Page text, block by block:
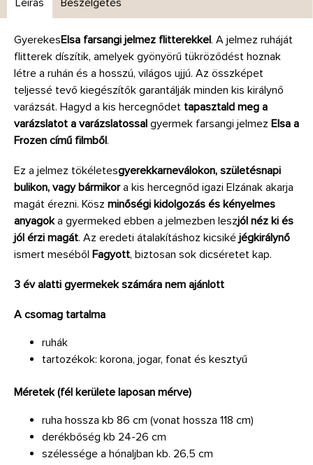
GyerekesElsa farsangi jelmez flitterekkel. A jelmez ruháját
flitterek díszítik, amelyek gyönyörű tükröződést hoznak
létre a ruhán és a hosszú, világos ujjú. Az összképet
teljessé tevő kiegészítők garantálják minden kis királynő
varázsát. Hagyd a kis hercegnődet tapasztald meg a
varázslatot a varázslatossal gyermek farsangi jelmez Elsa a
Frozen című filmből.
Ez a jelmez tökéletesgyerekkarneválokon, születésnapi
bulikon, vagy bármikora kis hercegnőd igazi Elzának akarja
magát érezni. Kösz minőségi kidolgozás és kényelmes
anyagoka gyermeked ebben a jelmezben leszjól néz ki és
jól érzi magát. Az eredeti átalakításhoz kicsiké jégkirálynő
ismert meséből Fagyott, biztosan sok dicséretet kap.
3 év alatti gyermekek számára nem ajánlott
A csomag tartalma
ruhák
tartozékok: korona, jogar, fonat és kesztyű
Méretek (fél kerülete laposan mérve)
ruha hossza kb 86 cm (vonat hossza 118 cm)
derékbőség kb 24-26 cm
szélessége a hónaljban kb. 26,5 cm